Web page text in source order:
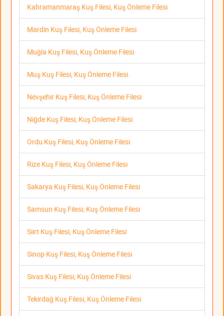
Kahramanmaraş Kuş Filesi, Kuş Önleme Filesi
Mardin Kuş Filesi, Kuş Önleme Filesi
Muğla Kuş Filesi, Kuş Önleme Filesi
Muş Kuş Filesi, Kuş Önleme Filesi
Nevşehir Kuş Filesi, Kuş Önleme Filesi
Niğde Kuş Filesi, Kuş Önleme Filesi
Ordu Kuş Filesi, Kuş Önleme Filesi
Rize Kuş Filesi, Kuş Önleme Filesi
Sakarya Kuş Filesi, Kuş Önleme Filesi
Samsun Kuş Filesi, Kuş Önleme Filesi
Siirt Kuş Filesi, Kuş Önleme Filesi
Sinop Kuş Filesi, Kuş Önleme Filesi
Sivas Kuş Filesi, Kuş Önleme Filesi
Tekirdağ Kuş Filesi, Kuş Önleme Filesi